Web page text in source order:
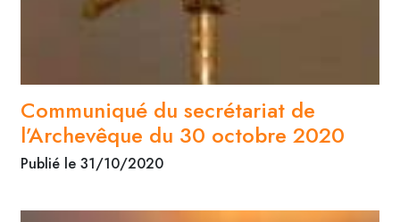
Communiqué du secrétariat de
l’Archevêque du 30 octobre 2020
Publié le 31/10/2020